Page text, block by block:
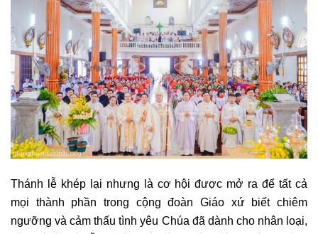
Thánh lễ khép lại nhưng là cơ hội được mở ra để tất cả
mọi thành phần trong cộng đoàn Giáo xứ biết chiêm
ngưỡng và cảm thấu tình yêu Chúa đã dành cho nhân loại,